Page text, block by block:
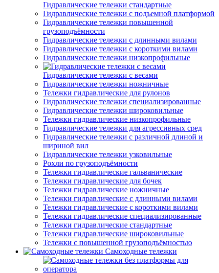
Гидравлические тележки стандартные
Гидравлические тележки с подъемной платформой
Гидравлические тележки повышенной
грузоподъёмности
Гидравлические тележки с длинными вилами
Гидравлические тележки с короткими вилами
Гидравлические тележки низкопрофильные
Гидравлические тележки с весами
Гидравлические тележки ножничные
Тележки гидравлические для рулонов
Гидравлические тележки специализированные
Гидравлические тележки широковильные
Тележки гидравлические низкопрофильные
Гидравлические тележки для агрессивных сред
Гидравлические тележки с различной длиной и
шириной вил
Гидравлические тележки узковильные
Рохли по грузоподъёмности
Тележки гидравлические гальванические
Тележки гидравлические для бочек
Тележки гидравлические ножничные
Тележки гидравлические с длинными вилами
Тележки гидравлические с короткими вилами
Тележки гидравлические специализированные
Тележки гидравлические стандартные
Тележки гидравлические широковильные
Тележки с повышенной грузоподъёмностью
Самоходные тележки